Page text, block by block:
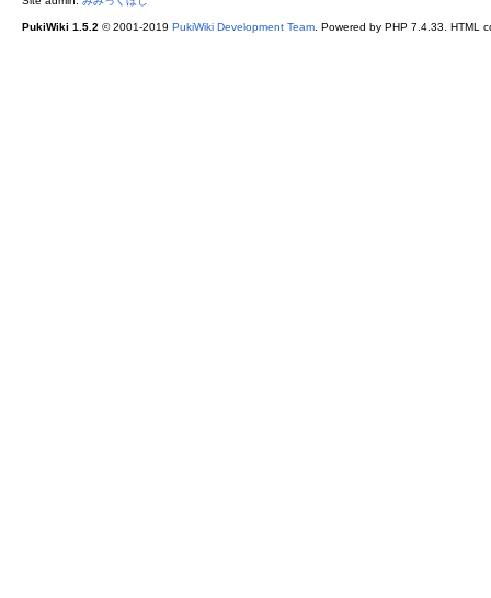
PukiWiki 1.5.2 © 2001-2019 PukiWiki Development Team. Powered by PHP 7.4.33. HTML